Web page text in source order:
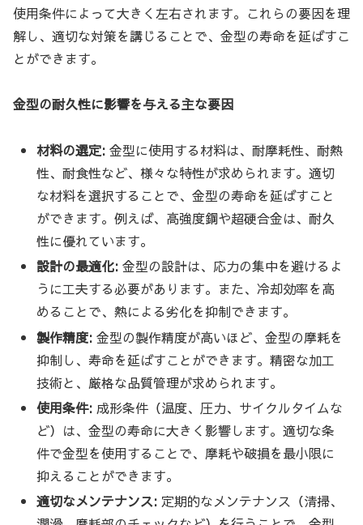
使用条件によって大きく左右されます。これらの要因を理
解し、適切な対策を講じることで、金型の寿命を延ばすこ
とができます。
金型の耐久性に影響を与える主な要因
材料の選定: 金型に使用する材料は、耐摩耗性、耐熱
性、耐食性など、様々な特性が求められます。適切
な材料を選択することで、金型の寿命を延ばすこと
ができます。例えば、高強度鋼や超硬合金は、耐久
性に優れています。
設計の最適化: 金型の設計は、応力の集中を避けるよ
うに工夫する必要があります。また、冷却効率を高
めることで、熱による劣化を抑制できます。
製作精度: 金型の製作精度が高いほど、金型の摩耗を
抑制し、寿命を延ばすことができます。精密な加工
技術と、厳格な品質管理が求められます。
使用条件: 成形条件（温度、圧力、サイクルタイムな
ど）は、金型の寿命に大きく影響します。適切な条
件で金型を使用することで、摩耗や破損を最小限に
抑えることができます。
適切なメンテナンス: 定期的なメンテナンス（清掃、